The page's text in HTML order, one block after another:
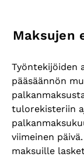
Maksujen
Työntekijöiden
pääsäännön
tulorekisteriin
viimeinen
maksuille